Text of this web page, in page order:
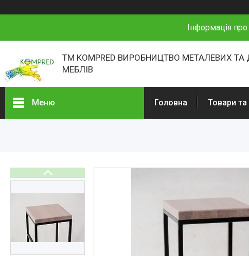
Інформація
ТМ KOMPRED ВИРОБНИЦТВО МЕТАЛЕВИХ ТА
МЕБЛІВ
Меню
Презентації
Головна Товари та